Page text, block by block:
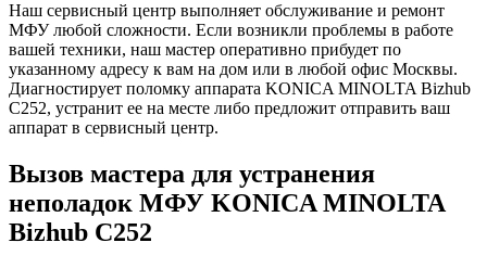
Наш сервисный центр выполняет обслуживание и ремонт
МФУ любой сложности. Если возникли проблемы в работе
вашей техники, наш мастер оперативно прибудет по
указанному адресу к вам на дом или в любой офис Москвы.
Диагностирует поломку аппарата KONICA MINOLTA Bizhub
C252, устранит ее на месте либо предложит отправить ваш
аппарат в сервисный центр.
Вызов мастера для устранения
неполадок МФУ KONICA MINOLTA
Bizhub C252